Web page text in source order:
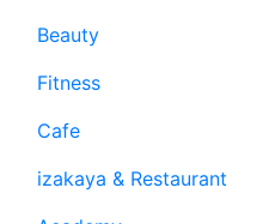
Beauty
Fitness
Cafe
izakaya & Restaurant